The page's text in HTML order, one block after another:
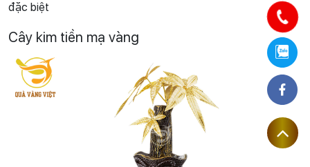
đặc biệt
Cây kim tiền mạ vàng